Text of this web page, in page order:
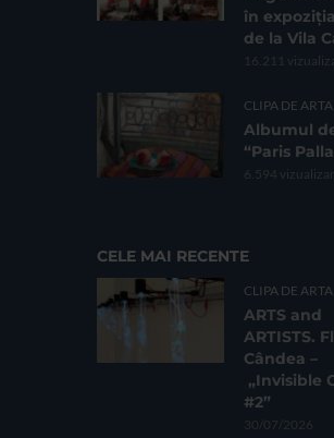
în
de la Vila
16.211
CLIPA DE ARTA
Albumul
“Paris
6.594
CELE MAI RECENTE
CLIPA DE ARTA
ARTS and
ARTISTS.
Cândea –
„Invisible
#2”
30/07/2026